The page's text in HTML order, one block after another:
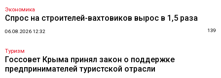
Экономика
Спрос на строителей-вахтовиков вырос в 1,5 раза
06.08.2026 12:32 139
Туризм
Госсовет Крыма принял закон о поддержке
предпринимателей туристской отрасли